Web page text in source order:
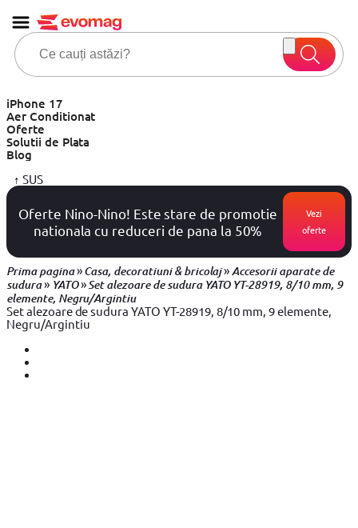
iPhone 17
Aer Conditionat
Oferte
Solutii de Plata
Blog
↑ SUS
Oferte Nino-Nino! Este stare de promotie
nationala cu reduceri de pana la 50%
Vezi
oferte
Prima pagina»Casa, decoratiuni & bricolaj»Accesorii aparate de
sudura» YATO»Set alezoare de sudura YATO YT-28919, 8/10 mm, 9
elemente, Negru/Argintiu
Set alezoare de sudura YATO YT-28919, 8/10 mm, 9 elemente,
Negru/Argintiu